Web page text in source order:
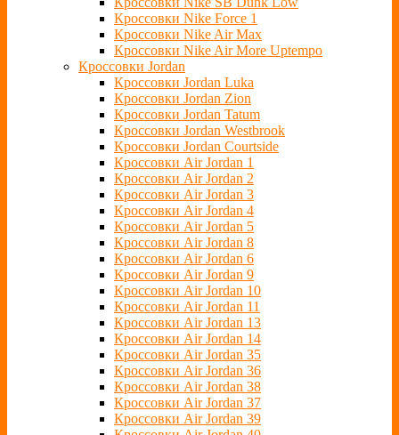
Кроссовки Nike Force 1
Кроссовки Nike Air Max
Кроссовки Nike Air More Uptempo
Кроссовки Jordan
Кроссовки Jordan Luka
Кроссовки Jordan Zion
Кроссовки Jordan Tatum
Кроссовки Jordan Westbrook
Кроссовки Jordan Courtside
Кроссовки Air Jordan 1
Кроссовки Air Jordan 2
Кроссовки Air Jordan 3
Кроссовки Air Jordan 4
Кроссовки Air Jordan 5
Кроссовки Air Jordan 8
Кроссовки Air Jordan 6
Кроссовки Air Jordan 9
Кроссовки Air Jordan 10
Кроссовки Air Jordan 11
Кроссовки Air Jordan 13
Кроссовки Air Jordan 14
Кроссовки Air Jordan 35
Кроссовки Air Jordan 36
Кроссовки Air Jordan 38
Кроссовки Air Jordan 37
Кроссовки Air Jordan 39